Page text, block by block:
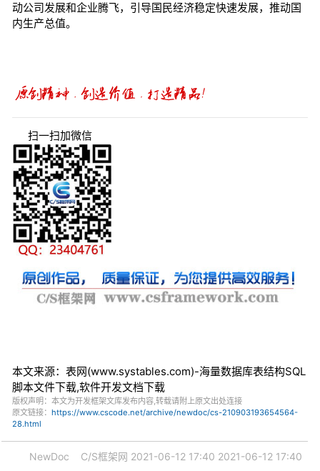
动公司发展和企业腾飞，引导国民经济稳定快速发展，推动国
内生产总值。
扫一扫加微信
本文来源：表网(www.systables.com)-海量数据库表结构SQL
脚本文件下载,软件开发文档下载
版权声明：本文为开发框架文库发布内容,转载请附上原文出处连接
原文链接： https://www.cscode.net/archive/newdoc/cs-210903193654564-
28.html
NewDoc C/S框架网 2021-06-12 17:40 2021-06-12 17:40